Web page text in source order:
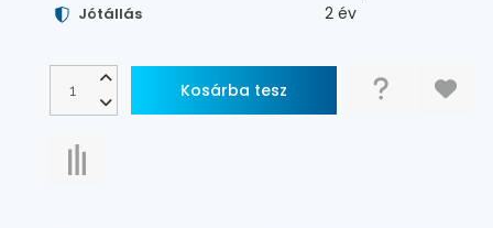
Jótállás 2 év